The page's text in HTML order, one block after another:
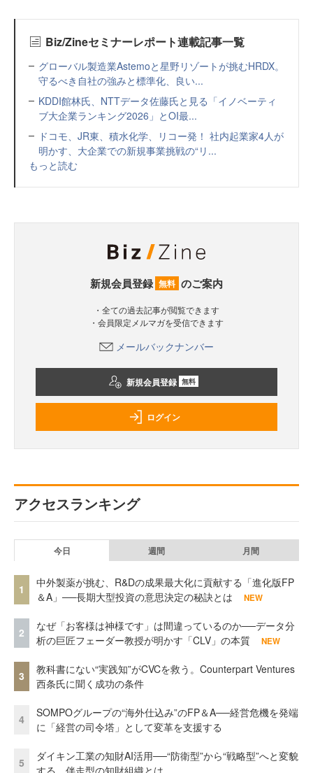
Biz/Zineセミナーレポート連載記事一覧
グローバル製造業Astemoと星野リゾートが挑むHRDX。
守るべき自社の強みと標準化、良い...
KDDI館林氏、NTTデータ佐藤氏と見る「イノベーティ
ブ大企業ランキング2026」とOI最...
ドコモ、JR東、積水化学、リコー発！ 社内起業家4人が
明かす、大企業での新規事業挑戦の“リ...
もっと読む
新規会員登録 無料 のご案内
・全ての過去記事が閲覧できます
・会員限定メルマガを受信できます
メールバックナンバー
新規会員登録 無料
ログイン
アクセスランキング
今日 週間 月間
1
中外製薬が挑む、R&Dの成果最大化に貢献する「進化版FP
＆A」──長期大型投資の意思決定の秘訣とは
NEW
2
なぜ「お客様は神様です」は間違っているのか──データ分
析の巨匠フェーダー教授が明かす「CLV」の本質
NEW
3
教科書にない“実践知”がCVCを救う。Counterpart Ventures
西条氏に聞く成功の条件
4
SOMPOグループの“海外仕込み”のFP＆A──経営危機を発端
に「経営の司令塔」として変革を支援する
5
ダイキン工業の知財AI活用──“防衛型”から“戦略型”へと変貌
する、伴走型の知財組織とは